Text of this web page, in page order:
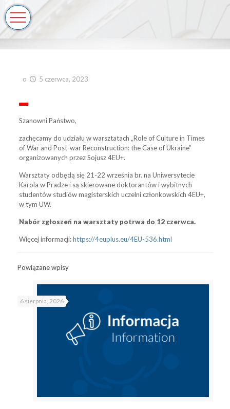
o 5 czerwca, 2023
Szanowni Państwo,
zachęcamy do udziału w warsztatach „Role of Culture in Times
of War and Post-war Reconstruction: the Case of Ukraine”
organizowanych przez Sojusz 4EU+.
Warsztaty odbędą się 21-22 września br. na Uniwersytecie
Karola w Pradze i są skierowane doktorantów i wybitnych
studentów studiów magisterskich uczelni członkowskich 4EU+,
w tym UW.
Nabór zgłoszeń na warsztaty potrwa do 12 czerwca.
Więcej informacji:https://4euplus.eu/4EU-536.html
Powiązane wpisy
6 sierpnia, 2026